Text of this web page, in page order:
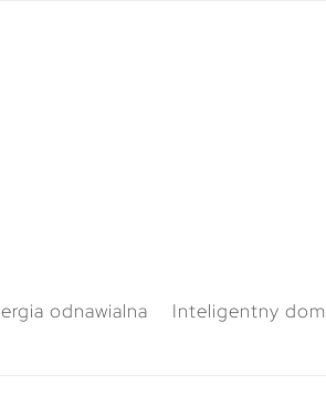
odnawialna Inteligentny dom